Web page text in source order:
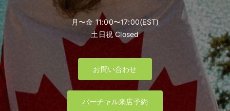
月〜金 11:00〜17:00(EST)
土日祝 Closed
お問い合わせ
バーチャル来店予約